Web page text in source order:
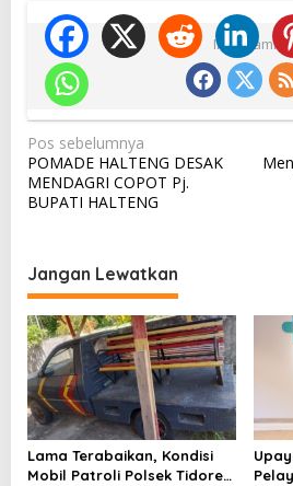
Ikuti Kami
N
a
v
g
a
s
i
p
o
s
Pos sebelumnya
POMADE HALTENG DESAK
MENDAGRI COPOT Pj.
BUPATI HALTENG
Jangan Lewatkan
Lama Terabaikan, Kondisi
Mobil Patroli Polsek Tidore